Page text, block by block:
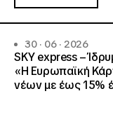
30 · 06 · 2026
SKY express –
«Η Ευρωπαϊκή
νέων με έως 15%